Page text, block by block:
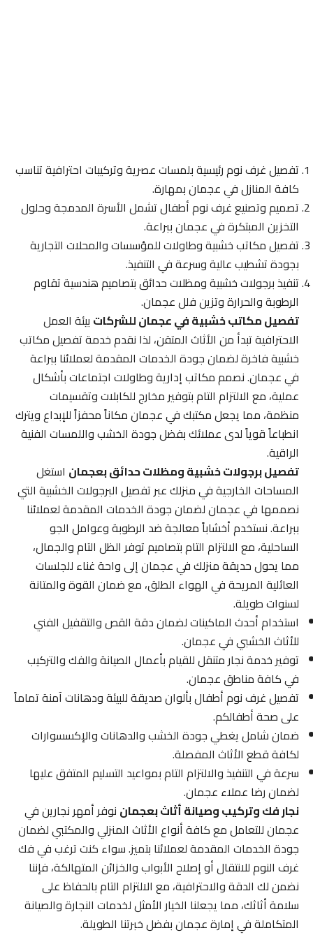
تفصيل غرف نوم رئيسية بلمسات عصرية وتركيبات احترافية تناسب
كافة المنازل في عجمان بمهارة.
تصميم وتصنيع غرف نوم أطفال تشمل الأسرة المدمجة وحلول
التخزين المبتكرة في عجمان ببراعة.
تفصيل مكاتب خشبية وطاولات للمؤسسات والمحلات التجارية
بجودة تشطيب عالية وسرعة في التنفيذ.
تنفيذ برجولات خشبية ومظلات حدائق بتصاميم هندسية تقاوم
الرطوبة والحرارة وتزين فلل عجمان.
تفصيل مكاتب خشبية في عجمان للشركاتبيئة العمل
الاحترافية تبدأ من الأثاث المتقن، لذا نقدم خدمة تفصيل مكاتب
خشبية فاخرة لضمان جودة الخدمات المقدمة لعملائنا ببراعة
في عجمان. نصمم مكاتب إدارية وطاولات اجتماعات بأشكال
عملية، مع الالتزام التام بتوفير مخارج للكابلات وتقسيمات
منظمة، مما يجعل مكتبك في عجمان مكاناً محفزاً للإبداع ويترك
انطباعاً قوياً لدى عملائك بفضل جودة الخشب واللمسات الفنية
الراقية.
تفصيل برجولات خشبية ومظلات حدائق بعجماناستغل
المساحات الخارجية في منزلك عبر تفصيل البرجولات الخشبية التي
نصممها في عجمان لضمان جودة الخدمات المقدمة لعملائنا
ببراعة. نستخدم أخشاباً معالجة ضد الرطوبة وعوامل الجو
الساحلية، مع الالتزام التام بتصاميم توفر الظل التام والجمال،
مما يحول حديقة منزلك في عجمان إلى واحة غناء للجلسات
العائلية المريحة في الهواء الطلق، مع ضمان القوة والمتانة
لسنوات طويلة.
استخدام أحدث الماكينات لضمان دقة القص والتقفيل الفني
للأثاث الخشبي في عجمان.
توفير خدمة نجار متنقل للقيام بأعمال الصيانة والفك والتركيب
في كافة مناطق عجمان.
تفصيل غرف نوم أطفال بألوان صديقة للبيئة ودهانات آمنة تماماً
على صحة أطفالكم.
ضمان شامل يغطي جودة الخشب والدهانات والإكسسوارات
لكافة قطع الأثاث المفصلة.
سرعة في التنفيذ والالتزام التام بمواعيد التسليم المتفق عليها
لضمان رضا عملاء عجمان.
نجار فك وتركيب وصيانة أثاث بعجماننوفر أمهر نجارين في
عجمان للتعامل مع كافة أنواع الأثاث المنزلي والمكتبي لضمان
جودة الخدمات المقدمة لعملائنا بتميز. سواء كنت ترغب في فك
غرف النوم للانتقال أو إصلاح الأبواب والخزائن المتهالكة، فإننا
نضمن لك الدقة والاحترافية، مع الالتزام التام بالحفاظ على
سلامة أثاثك، مما يجعلنا الخيار الأمثل لخدمات النجارة والصيانة
المتكاملة في إمارة عجمان بفضل خبرتنا الطويلة.